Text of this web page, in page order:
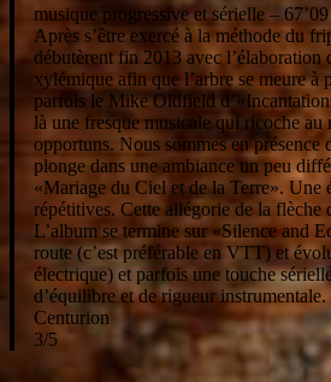
musique progressive et sérielle –
Après s’être exercé à la méthode du
débutèrent fin 2013 avec
xylémique afin que l’arbre se meure à
parfois le Mike Oldfield
là une fresque musicale qui ricoche au
opportuns. Nous sommes en
plonge dans une ambiance un peu
«Mariage du Ciel et de la Terre». Une
répétitives. Cette allégorie de la flèche
L’album se termine sur «Silence and
route (c’est préférable en VTT) et
électrique) et parfois une touche
d’équilibre et de rigueur instrumentale.
Centurion
3/5